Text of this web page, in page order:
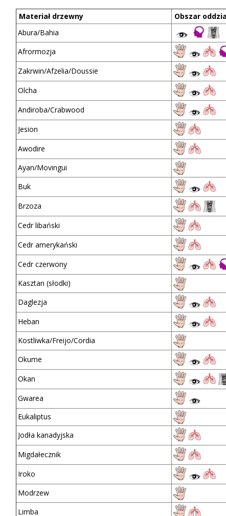
Materiał drzewny Obszar
Abura/Bahia
Afrormozja
Zakrwin/Afzelia/Doussie
Olcha
Andiroba/Crabwood
Jesion
Awodire
Ayan/Movingui
Buk
Brzoza
Cedr libański
Cedr amerykański
Cedr czerwony
Kasztan (słodki)
Daglezja
Heban
Kostliwka/Freijo/Cordia
Okume
Okan
Gwarea
Eukaliptus
Jodła kanadyjska
Migdałecznik
Iroko
Modrzew
Limba